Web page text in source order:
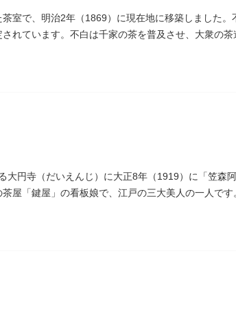
室で、明治2年（1869）に現在地に移築しました。
れています。不白は千家の茶を普及させ、大衆の茶
円寺（だいえんじ）に大正8年（1919）に「笠森
屋「鍵屋」の看板娘で、江戸の三大美人の一人です